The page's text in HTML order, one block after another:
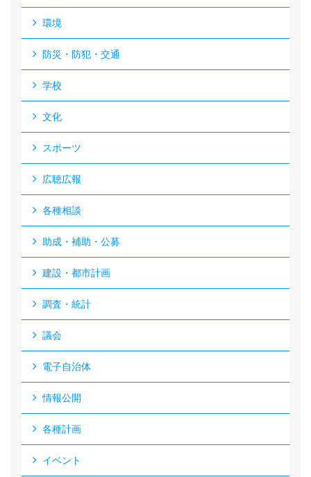
環境
防災・防犯・交通
学校
文化
スポーツ
広聴広報
各種相談
助成・補助・公募
建設・都市計画
調査・統計
議会
電子自治体
情報公開
各種計画
イベント